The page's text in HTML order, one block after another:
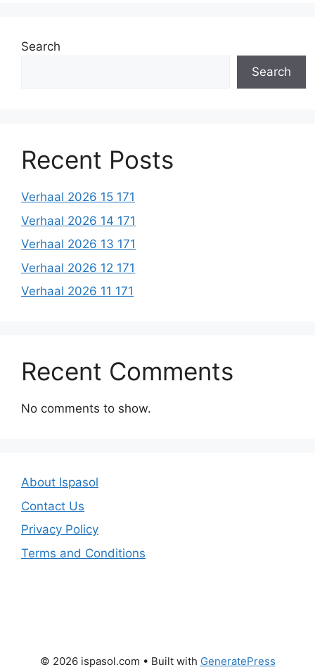
Search
Search
Recent Posts
Verhaal 2026 15 171
Verhaal 2026 14 171
Verhaal 2026 13 171
Verhaal 2026 12 171
Verhaal 2026 11 171
Recent Comments
No comments to show.
About Ispasol
Contact Us
Privacy Policy
Terms and Conditions
© 2026 ispasol.com • Built with GeneratePress